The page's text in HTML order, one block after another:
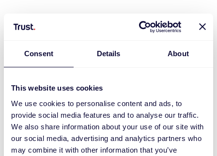
Consent Details About
This website uses cookies
We use cookies to personalise content and ads, to
provide social media features and to analyse our traffic.
We also share information about your use of our site with
our social media, advertising and analytics partners who
may combine it with other information that you’ve
Vous avez une question sur l’un de nos produits?
produits : consultez simplement la page du produit
5 chiffres (tous deux figurent sur le produit et son
informations et les téléchargements dont vous avez
besoin. Vous ne trouvez pas de réponse à votre
question?
Contactez directement notre équipe ici:
J’ai une question pour l’équipe du Service